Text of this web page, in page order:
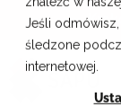
Jeśli
śledzone
internetowej.
Przejdź
treści